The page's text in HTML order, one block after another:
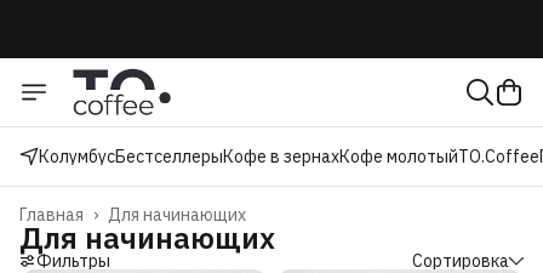
КолумбусБестселлерыКофе в зернахКофе молотыйTO.Coffee
Для начинающих
Главная ›
Для начинающих
Фильтры Сортировка